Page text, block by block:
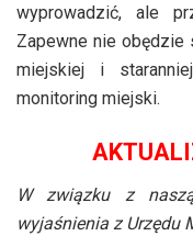
wyprowadzić, ale
Zapewne nie
miejskiej i
monitoring miejski.
W związku z
wyjaśnienia z Urzędu